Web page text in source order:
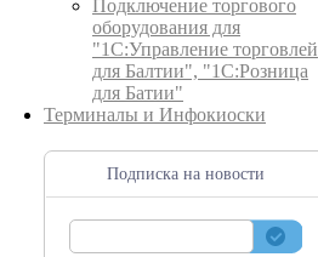
Подключение торгового
оборудования для
"1С:Управление торговлей
для Балтии", "1С:Розница
для Батии"
Терминалы и Инфокиоски
Подписка на новости